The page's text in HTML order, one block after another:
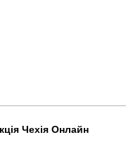
Чехія Онлайн